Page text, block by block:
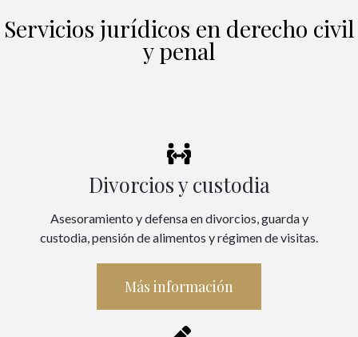
Servicios jurídicos en derecho civil
y penal
Divorcios y custodia
Asesoramiento y defensa en divorcios, guarda y
custodia, pensión de alimentos y régimen de visitas.
Más información